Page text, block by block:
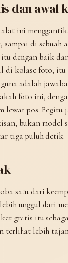
dan awal
ini
di sebuah
dengan baik
di kolase foto,
adalah
foto ini,
lewat pos. Begitu
bukan model
tiga puluh detik.
satu dari
unggul dari
gratis itu
lebih